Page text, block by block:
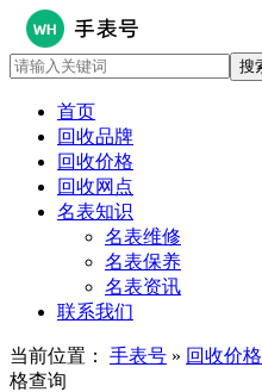
首页
回收品牌
回收价格
回收网点
名表知识
名表维修
名表保养
名表资讯
联系我们
当前位置： 手表号 » 回收价格
格查询